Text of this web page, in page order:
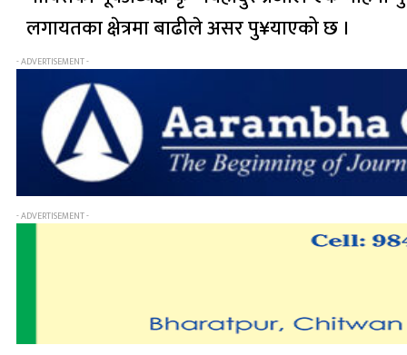
लगायतका क्षेत्रमा बाढीले असर पु¥याएको छ ।
- ADVERTISEMENT -
- ADVERTISEMENT -